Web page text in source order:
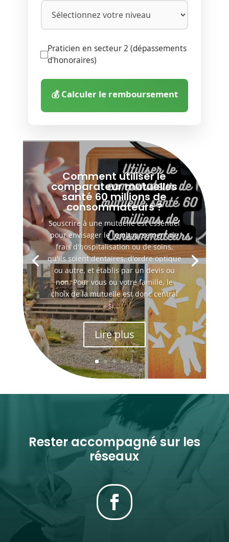
Praticien en secteur 2 (dépassements
d'honoraires)
💰 Calculer le remboursement
Comment utiliser le
comparateur mutuelles
santé 60 millions de
consommateurs ?
Souscrire à une mutuelle est essentiel
pour envisager le remboursement de
frais d'hospitalisation ou de soins,
qu'ils soient dentaires, d'ordre optique
ou autre, et établis par un devis ou
non. Pour vous ou votre famille, le
choix de la mutuelle est donc central
si...
Lire plus
Rester accompagné sur les
réseaux